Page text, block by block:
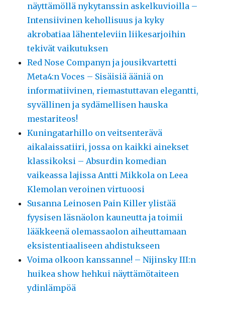
näyttämöllä nykytanssin askelkuvioilla –
Intensiivinen kehollisuus ja kyky
akrobatiaa lähenteleviin liikesarjoihin
tekivät vaikutuksen
Red Nose Companyn ja jousikvartetti
Meta4:n Voces – Sisäisiä ääniä on
informatiivinen, riemastuttavan elegantti,
syvällinen ja sydämellisen hauska
mestariteos!
Kuningatarhillo on veitsenterävä
aikalaissatiiri, jossa on kaikki ainekset
klassikoksi – Absurdin komedian
vaikeassa lajissa Antti Mikkola on Leea
Klemolan veroinen virtuoosi
Susanna Leinosen Pain Killer ylistää
fyysisen läsnäolon kauneutta ja toimii
lääkkeenä olemassaolon aiheuttamaan
eksistentiaaliseen ahdistukseen
Voima olkoon kanssanne! – Nijinsky III:n
huikea show hehkui näyttämötaiteen
ydinlämpöä